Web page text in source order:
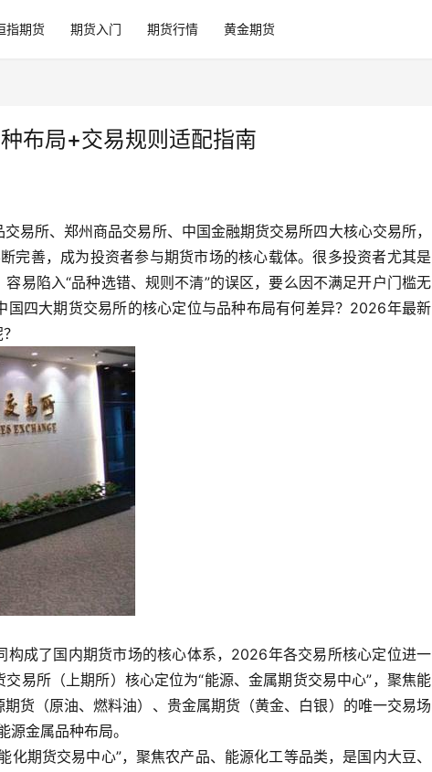
指期货 期货入门 期货行情 黄金期货
布局+交易规则适配指南
易所、郑州商品交易所、中国金融期货交易所四大核心交易所，
完善，成为投资者参与期货市场的核心载体。很多投资者尤其是
易陷入“品种选错、规则不清”的误区，要么因不满足开户门槛无
四大期货交易所的核心定位与品种布局有何差异？2026年最新
成了国内期货市场的核心体系，2026年各交易所核心定位进一
易所（上期所）核心定位为“能源、金属期货交易中心”，聚焦能
货（原油、燃料油）、贵金属期货（黄金、白银）的唯一交易场
金属品种布局。
期货交易中心”，聚焦农产品、能源化工等品类，是国内大豆、